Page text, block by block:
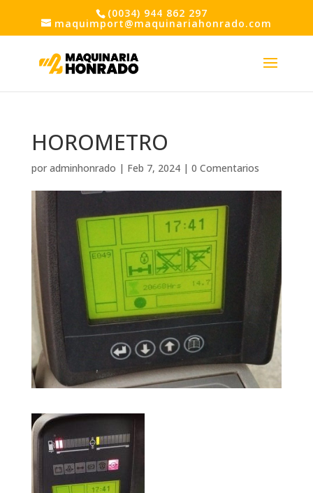
(0034) 944 862 297
maquimport@maquinariahonrado.com
HOROMETRO
por adminhonrado | Feb 7, 2024| 0 Comentarios